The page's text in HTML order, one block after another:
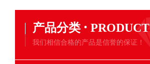
产品分类 · PRODUCT
我们相信合格的产品是信誉的保证！